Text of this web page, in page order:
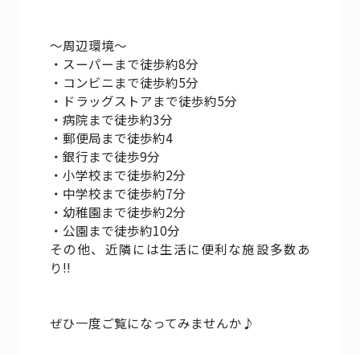
～周辺環境～
・スーパーまで徒歩約8分
・コンビニまで徒歩約5分
・ドラッグストアまで徒歩約5分
・病院まで徒歩約3分
・郵便局まで徒歩約4
・銀行まで徒歩9分
・小学校まで徒歩約2分
・中学校まで徒歩約7分
・幼稚園まで徒歩約2分
・公園まで徒歩約10分
その他、近隣には生活に便利な施設多数あ
り!!
ぜひ一度ご覧になってみませんか♪